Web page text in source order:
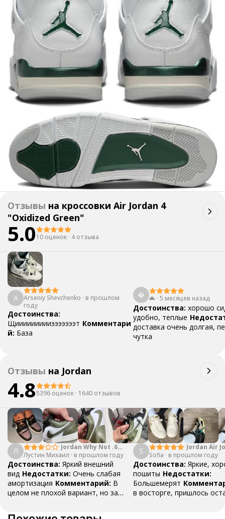
Отзывы на кроссовки Air Jordan 4
"Oxidized Green"
5.010 оценок · 4 отзыва
A Arseniy Shevchenko · в прошлом
году
Достоинства:
Щиииииииииэээээээт Комментари
й: База
 🦇 · 5 месяцев назад
Достоинства: хорошо
удобно, теплые
доставка очень долгая,
чутка
Отзывы на Jordan
4.85396 оценок · 1640 отзывов
Л
Jordan Why Not .6
"Bright Crimson" PF
Лустин Михаил · в прошлом году
Достоинства: Яркий внешний
вид Недостатки: Очень слабая
амортизация Комментарий: В
целом не плохой вариант, но за
S
Jordan Air
Mid SE
Sofia · в прошлом году
Достоинства: Яркие,
пошиты Недостатки:
Большемерят
в восторге, пришлось